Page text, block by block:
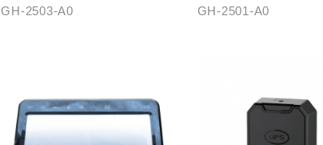
器
GH-2503-A0
GH-2501-A0